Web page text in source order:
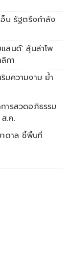
ลัง
ลนด์' ลุ้นล่าโพ
กา
มความงาม ย้ำ
ารสวดอภิธรรม
.ค.
ดาล ชี้พื้นที่